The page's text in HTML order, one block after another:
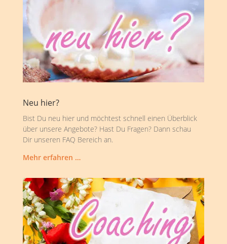
Neu hier?
Bist Du neu hier und möchtest schnell einen Überblick
über unsere Angebote? Hast Du Fragen? Dann schau
Dir unseren FAQ Bereich an.
Mehr erfahren …